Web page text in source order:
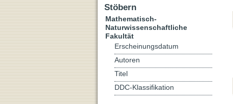
Stöbern
Mathematisch-
Naturwissenschaftliche
Fakultät
Erscheinungsdatum
Autoren
Titel
DDC-Klassifikation